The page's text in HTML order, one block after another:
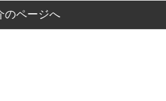
のページへ